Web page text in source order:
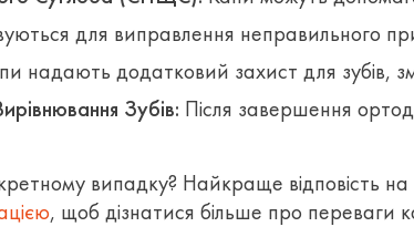
для виправлення неправильного
надають додатковий захист для зубів,
Зубів: Після завершення
випадку? Найкраще відповість
, щоб дізнатися більше про переваги